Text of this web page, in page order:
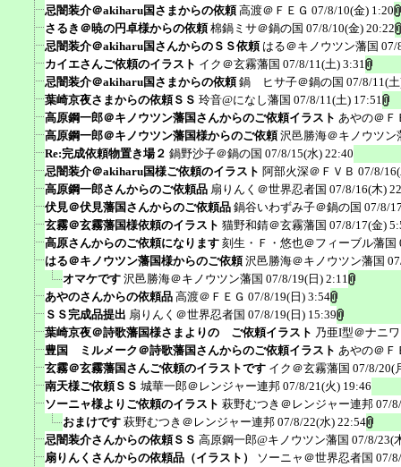
忌闇装介＠akiharu国さまからの依頼 高渡＠ＦＥＧ 07/8/10(金) 1:20
さるき＠暁の円卓様からの依頼 棉鍋ミサ＠鍋の国 07/8/10(金) 20:22
忌闇装介＠akiharu国さんからのＳＳ依頼 はる＠キノウツン藩国 07/
カイエさんご依頼のイラスト イク＠玄霧藩国 07/8/11(土) 3:31
忌闇装介＠akiharu国さまからの依頼 鍋 ヒサ子＠鍋の国 07/8/11(
葉崎京夜さまからの依頼ＳＳ 玲音@になし藩国 07/8/11(土) 17:51
高原鋼一郎＠キノウツン藩国さんからのご依頼イラスト あやの＠Ｆ
高原鋼一郎＠キノウツン藩国様からのご依頼 沢邑勝海＠キノウツン
Re:完成依頼物置き場２ 鍋野沙子＠鍋の国 07/8/15(水) 22:40
忌闇装介＠akiharu国様ご依頼のイラスト 阿部火深＠ＦＶＢ 07/8/
高原鋼一郎さんからのご依頼品 扇りんく＠世界忍者国 07/8/16(木)
伏見＠伏見藩国さんからのご依頼品 鍋谷いわずみ子＠鍋の国 07/8/
玄霧＠玄霧藩国様依頼のイラスト 猫野和錆＠玄霧藩国 07/8/17(金)
高原さんからのご依頼になります 刻生・Ｆ・悠也＠フィーブル藩国
はる＠キノウツン藩国様からのご依頼 沢邑勝海＠キノウツン藩国
オマケです 沢邑勝海＠キノウツン藩国 07/8/19(日) 2:11
あやのさんからの依頼品 高渡＠ＦＥＧ 07/8/19(日) 3:54
ＳＳ完成品提出 扇りんく＠世界忍者国 07/8/19(日) 15:39
葉崎京夜＠詩歌藩国様さまよりの ご依頼イラスト 乃亜I型＠ナニ
豊国 ミルメーク＠詩歌藩国さんからのご依頼イラスト あやの＠Ｆ
玄霧＠玄霧藩国さんご依頼のイラストです イク＠玄霧藩国 07/8/20(
南天様ご依頼ＳＳ 城華一郎＠レンジャー連邦 07/8/21(火) 19:46
ソーニャ様よりご依頼のイラスト 萩野むつき＠レンジャー連邦 07/
おまけです 萩野むつき＠レンジャー連邦 07/8/22(水) 22:54
忌闇装介さんからの依頼ＳＳ 高原鋼一郎@キノウツン藩国 07/8/23(
扇りんくさんからの依頼品（イラスト）
ソーニャ＠世界忍者国 07/